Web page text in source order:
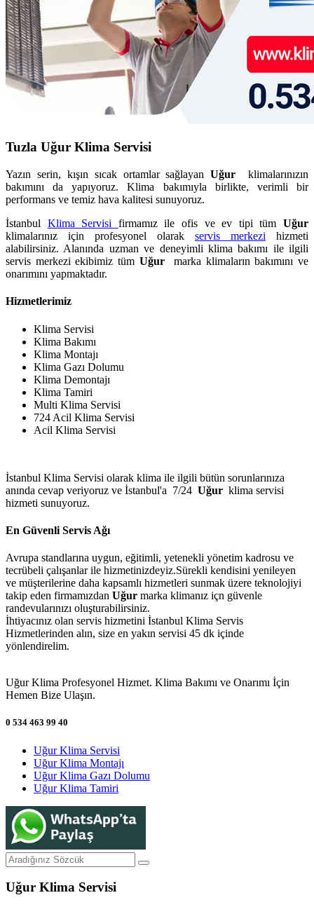
Tuzla Uğur Klima Servisi
Yazın serin, kışın sıcak ortamlar sağlayanUğur klimalarınızın
bakımını da yapıyoruz. Klima bakımıyla birlikte, verimli bir
performans ve temiz hava kalitesi sunuyoruz.
İstanbul Klima Servisi firmamız ile ofis ve ev tipi tümUğur
klimalarınız için profesyonel olarak servis merkezi hizmeti
alabilirsiniz. Alanında uzman ve deneyimli klima bakımı ile ilgili
servis merkezi ekibimiz tüm Uğurmarka klimaların bakımını ve
onarımını yapmaktadır.
Hizmetlerimiz
Klima Servisi
Klima Bakımı
Klima Montajı
Klima Gazı Dolumu
Klima Demontajı
Klima Tamiri
Multi Klima Servisi
724 Acil Klima Servisi
Acil Klima Servisi
İstanbul Klima Servisi olarak klima ile ilgili bütün sorunlarınıza
anında cevap veriyoruz ve İstanbul'a 7/24 Uğur klima servisi
hizmeti sunuyoruz.
En Güvenli Servis Ağı
Avrupa standlarına uygun, eğitimli, yetenekli yönetim kadrosu ve
tecrübeli çalışanlar ile hizmetinizdeyiz.Sürekli kendisini yenileyen
ve müşterilerine daha kapsamlı hizmetleri sunmak üzere teknolojiyi
takip eden firmamızdan Uğur marka klimanız içn güvenle
randevularınızı oluşturabilirsiniz.
İhtiyacınız olan servis hizmetini İstanbul Klima Servis
Hizmetlerinden alın, size en yakın servisi 45 dk içinde
yönlendirelim.
Uğur Klima Profesyonel Hizmet. Klima Bakımı ve Onarımı İçin
Hemen Bize Ulaşın.
0 534 463 99 40
Uğur Klima Servisi
Uğur Klima Montajı
Uğur Klima Gazı Dolumu
Uğur Klima Tamiri
Uğur Klima Servisi